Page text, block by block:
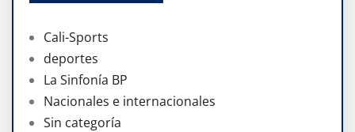
Cali-Sports
deportes
La Sinfonía BP
Nacionales e internacionales
Sin categoría